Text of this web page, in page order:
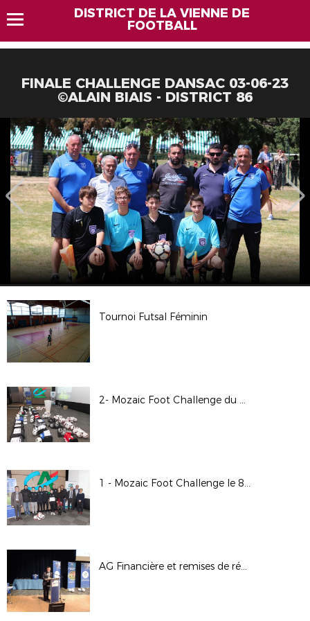
DISTRICT DE LA VIENNE DE
FOOTBALL
FINALE CHALLENGE DANSAC 03-06-23
©ALAIN BIAIS - DISTRICT 86
Tournoi Futsal Féminin
2- Mozaic Foot Challenge du 08/12/17
1 - Mozaic Foot Challenge le 8/12/17
AG Financière et remises de récompenses le 1/12/17 à Chauvigny